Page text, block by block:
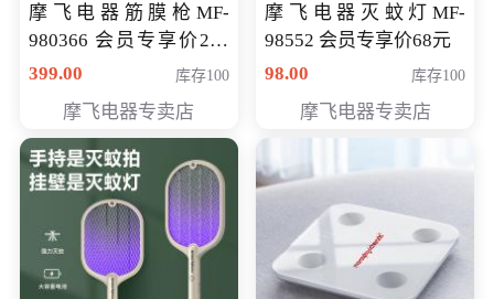
摩飞电器筋膜枪MF-
980366 会员专享价299
元
399.00 库存100
摩飞电器专卖店
摩飞电器灭蚊灯MF-
98552 会员专享价68元
98.00
库存100
摩飞电器专卖店